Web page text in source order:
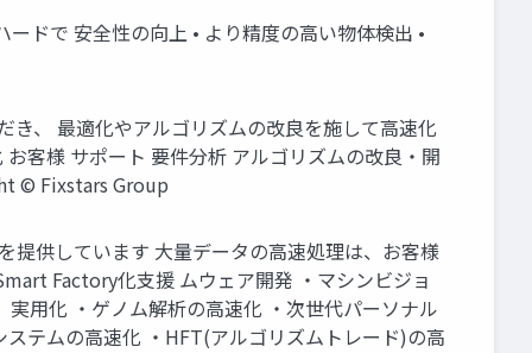
ドで 安全性の向上 • より精度の高い物体検出 •
、 最適化やアルゴリズムの改良を施して高速化
客様 サポート 要件分析 アルゴリズムの改良・開
© Fixstars Group
供しています 大量データの高速処理は、お客様
Factory化支援 ムウェア開発 ・マシンビジョ
用化 ・ゲノム解析の高速化 ・次世代パーソナル
テムの高速化 ・HFT(アルゴリズムトレード)の高